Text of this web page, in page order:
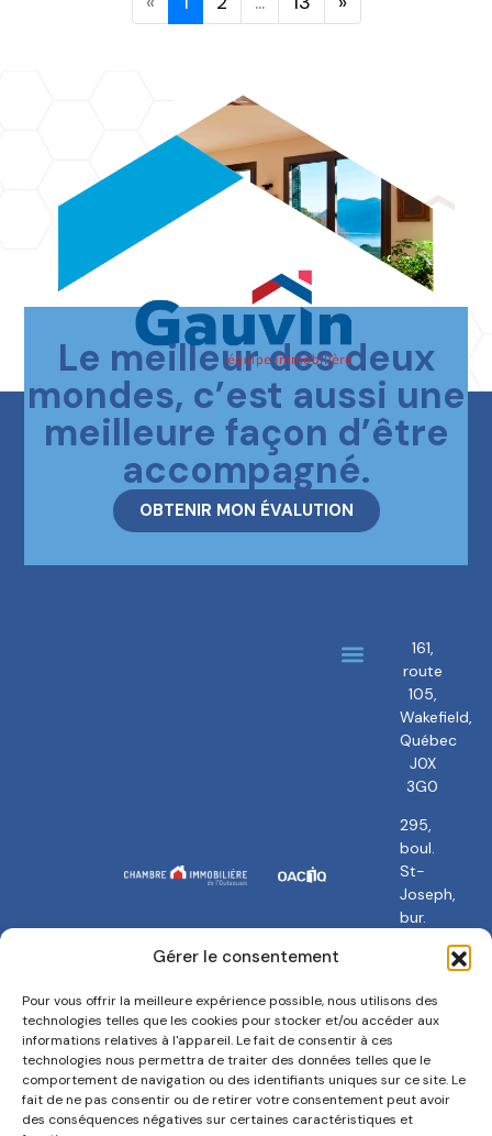
Gérer le consentement
Pour vous offrir la meilleure expérience possible, nous utilisons des
technologies telles que les cookies pour stocker et/ou accéder aux
informations relatives à l'appareil. Le fait de consentir à ces
technologies nous permettra de traiter des données telles que le
comportement de navigation ou des identifiants uniques sur ce site. Le
fait de ne pas consentir ou de retirer votre consentement peut avoir
des conséquences négatives sur certaines caractéristiques et
Contactez-nous
Le meilleur des deux
mondes, c’est aussi une
meilleure façon d’être
accompagné.
OBTENIR MON ÉVALUTION
161,
route
105,
Wakefield,
Québec
J0X
3G0
295,
boul.
St-
Joseph,
bur.
Gatineau,
J8Y